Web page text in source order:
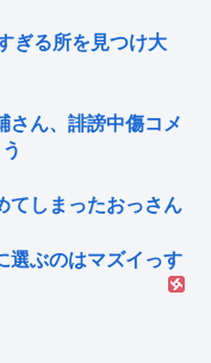
ぎる所を見つけ大
さん、誹謗中傷コメ
てしまったおっさん
選ぶのはマズイっす